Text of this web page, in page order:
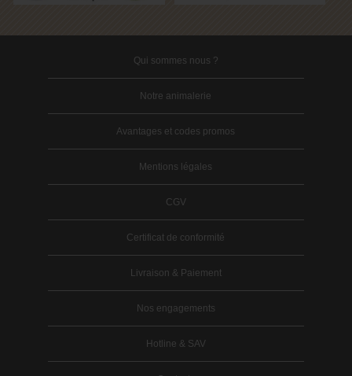
Qui sommes nous ?
Notre animalerie
Avantages et codes promos
Mentions légales
CGV
Certificat de conformité
Livraison & Paiement
Nos engagements
Hotline & SAV